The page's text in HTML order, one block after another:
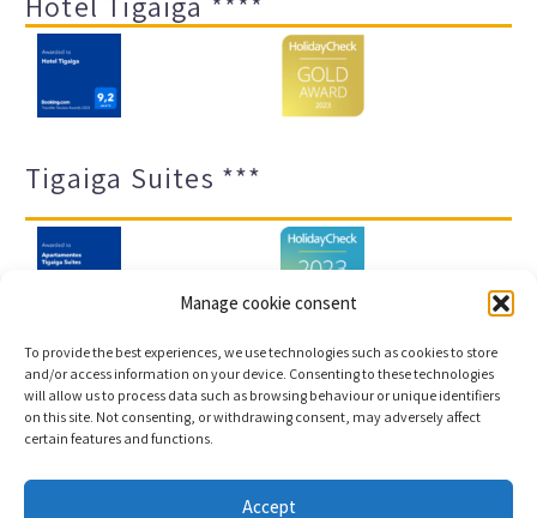
Manage cookie consent
To provide the best experiences, we use technologies such as cookies to store
and/or access information on your device. Consenting to these technologies
will allow us to process data such as browsing behaviour or unique identifiers
on this site. Not consenting, or withdrawing consent, may adversely affect
certain features and functions.
Accept
Tigaiga Suites ***
Impressum und Datenschutz
Transparenz-Portal
Cookies